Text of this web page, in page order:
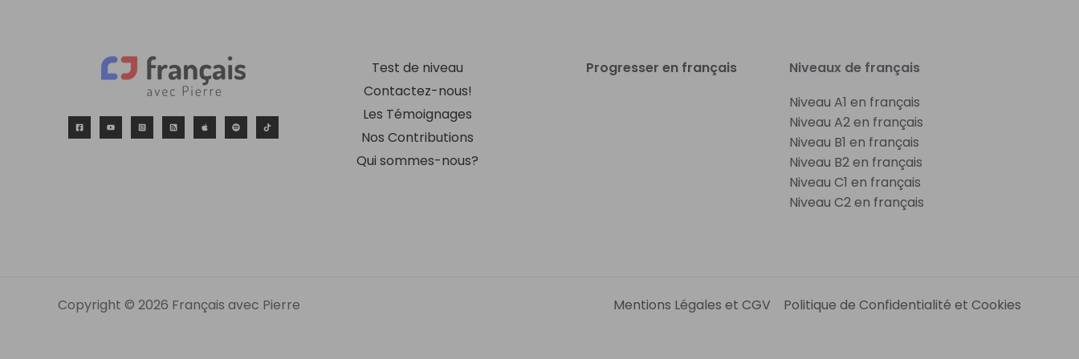
Test de niveau
Contactez-nous!
Les Témoignages
Nos Contributions
Qui sommes-nous?
Progresser en français
Niveaux de français
Niveau A1 en français
Niveau A2 en français
Niveau B1 en français
Niveau B2 en français
Niveau C1 en français
Niveau C2 en français
Copyright © 2026 Français avec Pierre Mentions Légales et CGV Politique de Confidentialité et Cookies